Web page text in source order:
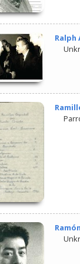
Ralph